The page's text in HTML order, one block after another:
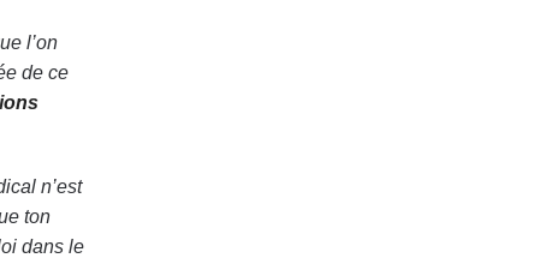
l’on
de ce
n’est
ton
dans le